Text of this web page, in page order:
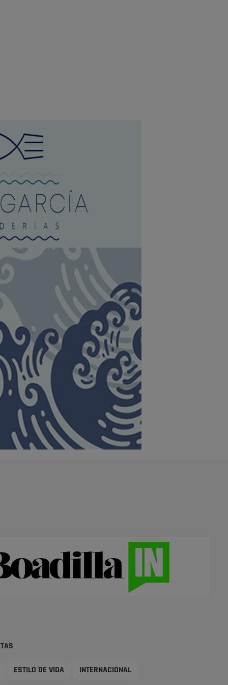
ESTILO DE VIDA INTERNACIONAL